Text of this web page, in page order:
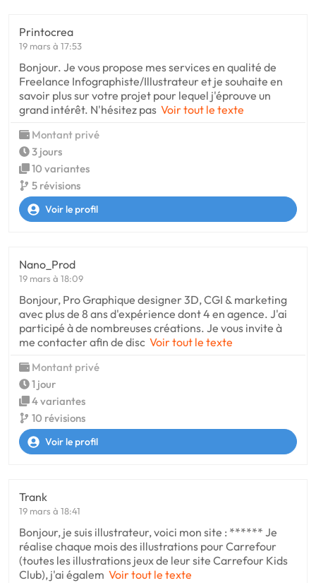
Printocrea
19 mars à 17:53
Bonjour. Je vous propose mes services en qualité de
Freelance Infographiste/Illustrateur et je souhaite en
savoir plus sur votre projet pour lequel j'éprouve un
grand intérêt. N'hésitez pas Voir tout le texte
Montant privé
3 jours
10 variantes
5 révisions
Voir le profil
Nano_Prod
19 mars à 18:09
Bonjour, Pro Graphique designer 3D, CGI & marketing
avec plus de 8 ans d'expérience dont 4 en agence. J'ai
participé à de nombreuses créations. Je vous invite à
me contacter afin de disc Voir tout le texte
Montant privé
1 jour
4 variantes
10 révisions
Voir le profil
Trank
19 mars à 18:41
Bonjour, je suis illustrateur, voici mon site : ****** Je
réalise chaque mois des illustrations pour Carrefour
(toutes les illustrations jeux de leur site Carrefour Kids
Club), j'ai égalem Voir tout le texte